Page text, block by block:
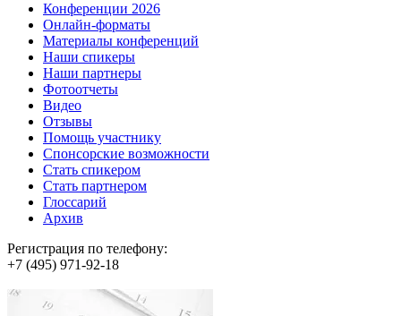
Конференции 2026
Онлайн-форматы
Материалы конференций
Наши спикеры
Наши партнеры
Фотоотчеты
Видео
Отзывы
Помощь участнику
Спонсорские возможности
Стать спикером
Стать партнером
Глоссарий
Архив
Регистрация по телефону:
+7 (495) 971-92-18